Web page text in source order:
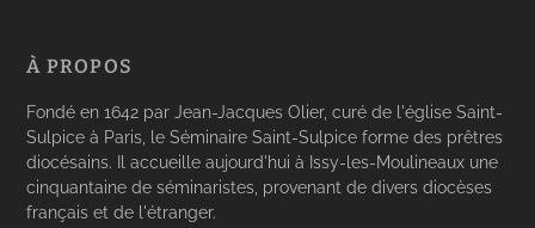
À PROPOS
Fondé en 1642 par Jean-Jacques Olier, curé de l'église Saint-
Sulpice à Paris, le Séminaire Saint-Sulpice forme des prêtres
diocésains. Il accueille aujourd'hui à Issy-les-Moulineaux une
cinquantaine de séminaristes, provenant de divers diocèses
français et de l'étranger.